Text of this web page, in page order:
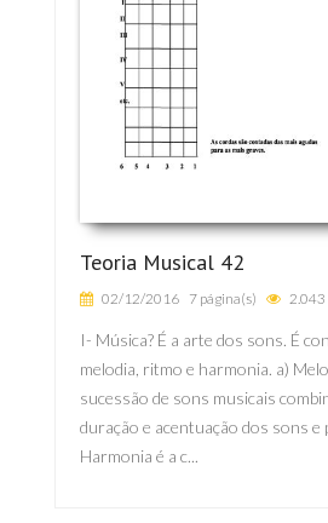
Teoria Musical 42
02/12/2016 7 página(s) 2.043
I- Música? É a arte dos sons. É
melodia, ritmo e harmonia. a)
sucessão de sons musicais
duração e acentuação dos sons e
Harmonia é a c...